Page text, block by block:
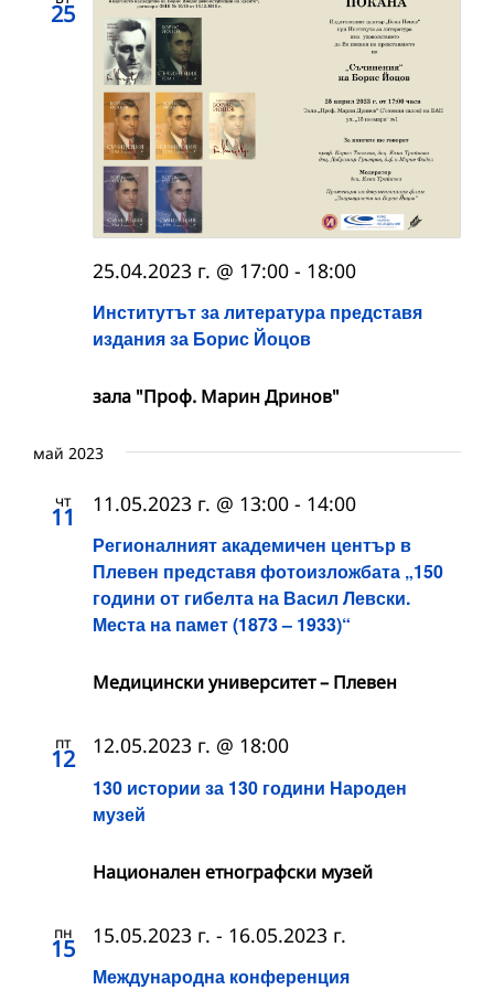
25
Институтът за литература представя
издания за Борис Йоцов
25.04.2023 г. @ 17:00 - 18:00
зала "Проф. Марин Дринов"
май 2023
чт
11
Регионалният академичен център в
Плевен представя фотоизложбата „150
години от гибелта на Васил Левски.
Места на памет (1873 – 1933)“
11.05.2023 г. @ 13:00 - 14:00
Медицински университет – Плевен
пт
12
130 истории за 130 години Народен
музей
12.05.2023 г. @ 18:00
Националeн етнографски музей
пн
15
Международна конференция
15.05.2023 г. - 16.05.2023 г.